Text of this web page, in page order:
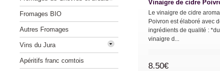
Vinaigre de cidre
Le vinaigre de cidre
Poivron est élaboré avec
ingrédients de qualité : *du
vinaigre d...
8.50€
Fromages BIO
Autres Fromages
Vins du Jura
Apéritifs franc comtois